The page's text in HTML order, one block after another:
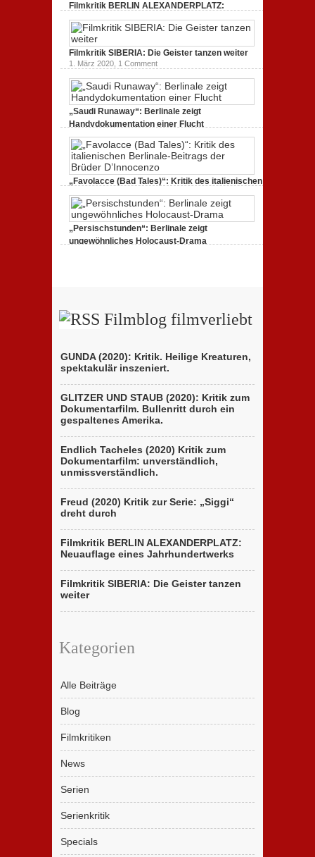
Filmkritik BERLIN ALEXANDERPLATZ:
Neuauflage eines Jahrhundertwerks
1. März 2020,2 Comments
Filmkritik SIBERIA: Die Geister tanzen weiter
1. März 2020, 1 Comment
„Saudi Runaway“: Berlinale zeigt
Handydokumentation einer Flucht
„Favolacce (Bad Tales)“: Kritik des italienischen
Berlinale-Beitrags der Brüder D’Innocenzo
25. Februar 2020,2 Comments
„Persischstunden“: Berlinale zeigt
ungewöhnliches Holocaust-Drama
Filmblog filmverliebt
GUNDA (2020): Kritik. Heilige Kreaturen,
spektakulär inszeniert.
GLITZER UND STAUB (2020): Kritik zum
Dokumentarfilm. Bullenritt durch ein
gespaltenes Amerika.
Endlich Tacheles (2020) Kritik zum
Dokumentarfilm: unverständlich,
unmissverständlich.
Freud (2020) Kritik zur Serie: „Siggi“
dreht durch
Filmkritik BERLIN ALEXANDERPLATZ:
Neuauflage eines Jahrhundertwerks
Filmkritik SIBERIA: Die Geister tanzen
weiter
Kategorien
Alle Beiträge
Blog
Filmkritiken
News
Serien
Serienkritik
Specials